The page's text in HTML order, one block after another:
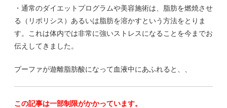
・通常のダイエットプログラムや美容施術は、脂肪を燃焼させ
る（リポリシス）あるいは脂肪を溶かすという方法をとりま
す。これは体内では非常に強いストレスになることを今までお
伝えしてきました。
プーファが遊離脂肪酸になって血液中にあふれると、、
この記事は一部制限がかかっています。